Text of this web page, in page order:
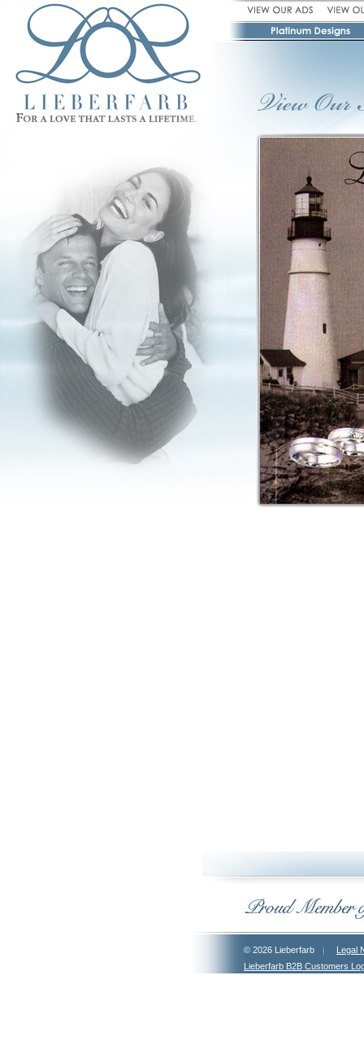
© 2026 Lieberfarb
Legal
Lieberfarb B2B Customers